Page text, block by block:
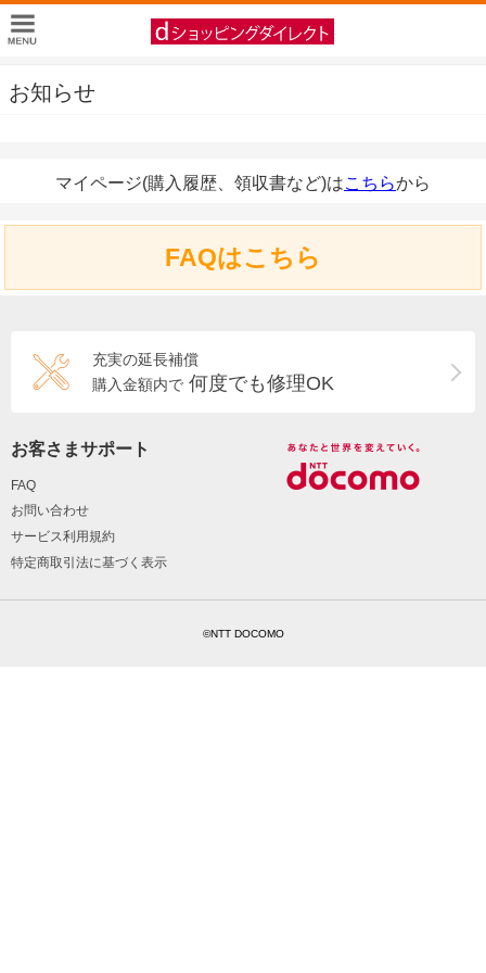
お知らせ
マイページ(購入履歴、領収書など)はこちらから
FAQはこちら
充実の延長補償
購入金額内で 何度でも修理OK
お客さまサポート
FAQ
お問い合わせ
サービス利用規約
特定商取引法に基づく表示
©NTT DOCOMO